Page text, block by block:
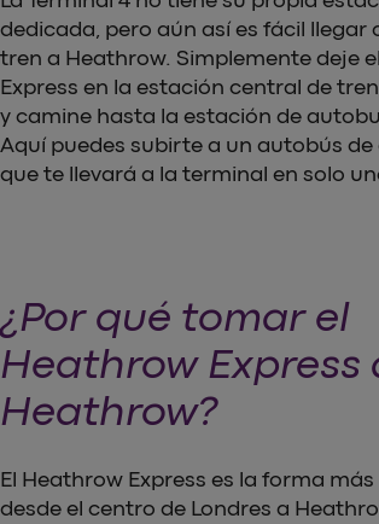
dedicada, pero aún así es fácil llegar
tren a Heathrow. Simplemente deje
Express en la estación central de
y camine hasta la estación de
Aquí puedes subirte a un autobús
que te llevará a la terminal en solo
¿Por qué tomar el
Heathrow Express
Heathrow?
El Heathrow Express es la forma
desde el centro de Londres a